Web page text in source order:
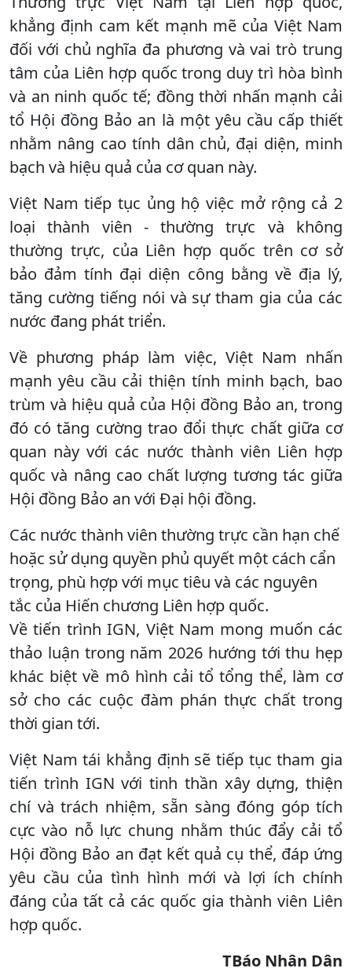
khẳng định cam kết mạnh mẽ của Việt Nam
đối với chủ nghĩa đa phương và vai trò trung
tâm của Liên hợp quốc trong duy trì hòa bình
và an ninh quốc tế; đồng thời nhấn mạnh cải
tổ Hội đồng Bảo an là một yêu cầu cấp thiết
nhằm nâng cao tính dân chủ, đại diện, minh
bạch và hiệu quả của cơ quan này.
Việt Nam tiếp tục ủng hộ việc mở rộng cả 2
loại thành viên - thường trực và không
thường trực, của Liên hợp quốc trên cơ sở
bảo đảm tính đại diện công bằng về địa lý,
tăng cường tiếng nói và sự tham gia của các
nước đang phát triển.
Về phương pháp làm việc, Việt Nam nhấn
mạnh yêu cầu cải thiện tính minh bạch, bao
trùm và hiệu quả của Hội đồng Bảo an, trong
đó có tăng cường trao đổi thực chất giữa cơ
quan này với các nước thành viên Liên hợp
quốc và nâng cao chất lượng tương tác giữa
Hội đồng Bảo an với Đại hội đồng.
Các nước thành viên thường trực cần hạn chế
hoặc sử dụng quyền phủ quyết một cách cẩn
trọng, phù hợp với mục tiêu và các nguyên
tắc của Hiến chương Liên hợp quốc.
Về tiến trình IGN, Việt Nam mong muốn các
thảo luận trong năm 2026 hướng tới thu hẹp
khác biệt về mô hình cải tổ tổng thể, làm cơ
sở cho các cuộc đàm phán thực chất trong
thời gian tới.
Việt Nam tái khẳng định sẽ tiếp tục tham gia
tiến trình IGN với tinh thần xây dựng, thiện
chí và trách nhiệm, sẵn sàng đóng góp tích
cực vào nỗ lực chung nhằm thúc đẩy cải tổ
Hội đồng Bảo an đạt kết quả cụ thể, đáp ứng
yêu cầu của tình hình mới và lợi ích chính
đáng của tất cả các quốc gia thành viên Liên
hợp quốc.
TBáo Nhân Dân